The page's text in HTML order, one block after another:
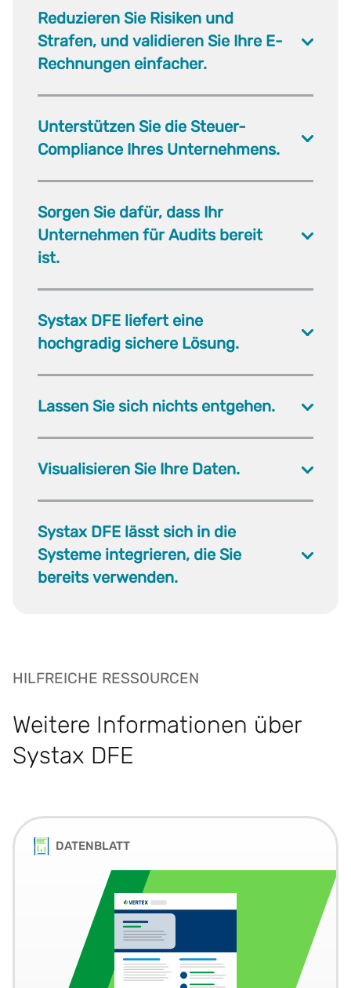
Reduzieren Sie Risiken und
Strafen, und validieren Sie Ihre E-
Rechnungen einfacher.
Unterstützen Sie die Steuer-
Compliance Ihres Unternehmens.
Sorgen Sie dafür, dass Ihr
Unternehmen für Audits bereit
ist.
Systax DFE liefert eine
hochgradig sichere Lösung.
Lassen Sie sich nichts entgehen.
Visualisieren Sie Ihre Daten.
Systax DFE lässt sich in die
Systeme integrieren, die Sie
bereits verwenden.
HILFREICHE RESSOURCEN
Weitere Informationen über
Systax DFE
DATENBLATT